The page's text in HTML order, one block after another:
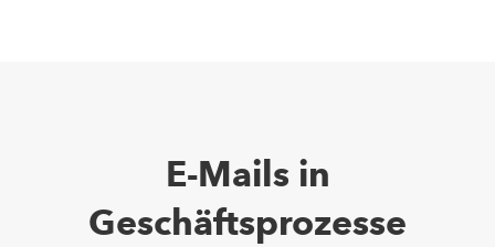
E-Mails in
Geschäftsprozesse